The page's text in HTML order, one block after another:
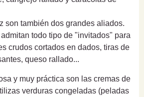
son también dos grandes aliados.
todo tipo de "invitados" para
crudos cortados en dados, tiras de
queso rallado...
y muy práctica son las cremas de
verduras congeladas (peladas